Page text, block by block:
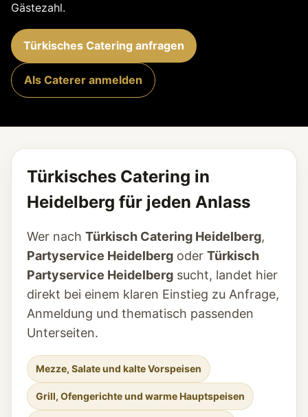
Gästezahl.
Türkisches Catering anfragen
Als Caterer anmelden
Türkisches Catering in
Heidelberg für jeden Anlass
Wer nach Türkisch Catering Heidelberg,
Partyservice Heidelberg oder Türkisch
Partyservice Heidelberg sucht, landet hier
direkt bei einem klaren Einstieg zu Anfrage,
Anmeldung und thematisch passenden
Unterseiten.
Mezze, Salate und kalte Vorspeisen
Grill, Ofengerichte und warme Hauptspeisen